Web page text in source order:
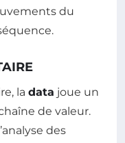
du
la data joue un
de valeur.
des